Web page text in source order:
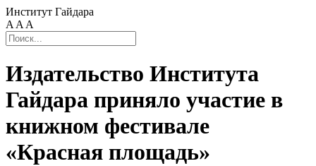
Институт Гайдара
A A A
Издательство Института
Гайдара приняло участие в
книжном фестивале
«Красная площадь»